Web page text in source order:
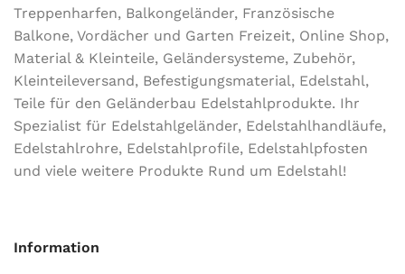
Treppenharfen, Balkongeländer, Französische
Balkone, Vordächer und Garten Freizeit, Online Shop,
Material & Kleinteile, Geländersysteme, Zubehör,
Kleinteileversand, Befestigungsmaterial, Edelstahl,
Teile für den Geländerbau Edelstahlprodukte. Ihr
Spezialist für Edelstahlgeländer, Edelstahlhandläufe,
Edelstahlrohre, Edelstahlprofile, Edelstahlpfosten
und viele weitere Produkte Rund um Edelstahl!
Information